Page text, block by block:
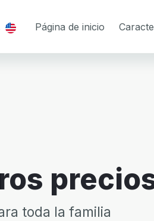
Página de inicio
toda la familia